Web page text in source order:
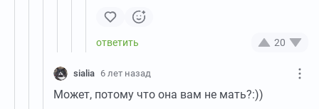
20
sialia 6 лет назад
Может, потому что она вам не мать?:))